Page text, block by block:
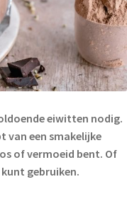
eiwitten nodig.
van een smakelijke
of vermoeid bent. Of
gebruiken.